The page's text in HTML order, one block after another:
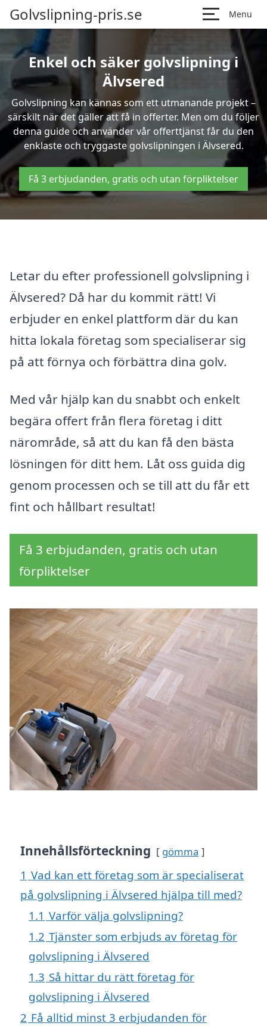
Golvslipning-pris.se Menu
Enkel och säker golvslipning i
Älvsered
Golvslipning kan kännas som ett utmanande projekt –
särskilt när det gäller att få in offerter. Men om du följer
denna guide och använder vår offerttjänst får du den
enklaste och tryggaste golvslipningen i Älvsered.
Få 3 erbjudanden, gratis och utan förpliktelser
Letar du efter professionell golvslipning i
Älvsered? Då har du kommit rätt! Vi
erbjuder en enkel plattform där du kan
hitta lokala företag som specialiserar sig
på att förnya och förbättra dina golv.
Med vår hjälp kan du snabbt och enkelt
begära offert från flera företag i ditt
närområde, så att du kan få den bästa
lösningen för ditt hem. Låt oss guida dig
genom processen och se till att du får ett
fint och hållbart resultat!
Få 3 erbjudanden, gratis och utan
förpliktelser
Innehållsförteckning gömma
1 Vad kan ett företag som är specialiserat
på golvslipning i Älvsered hjälpa till med?
1.1 Varför välja golvslipning?
1.2 Tjänster som erbjuds av företag för
golvslipning i Älvsered
1.3 Så hittar du rätt företag för
golvslipning i Älvsered
2 Få alltid minst 3 erbjudanden för